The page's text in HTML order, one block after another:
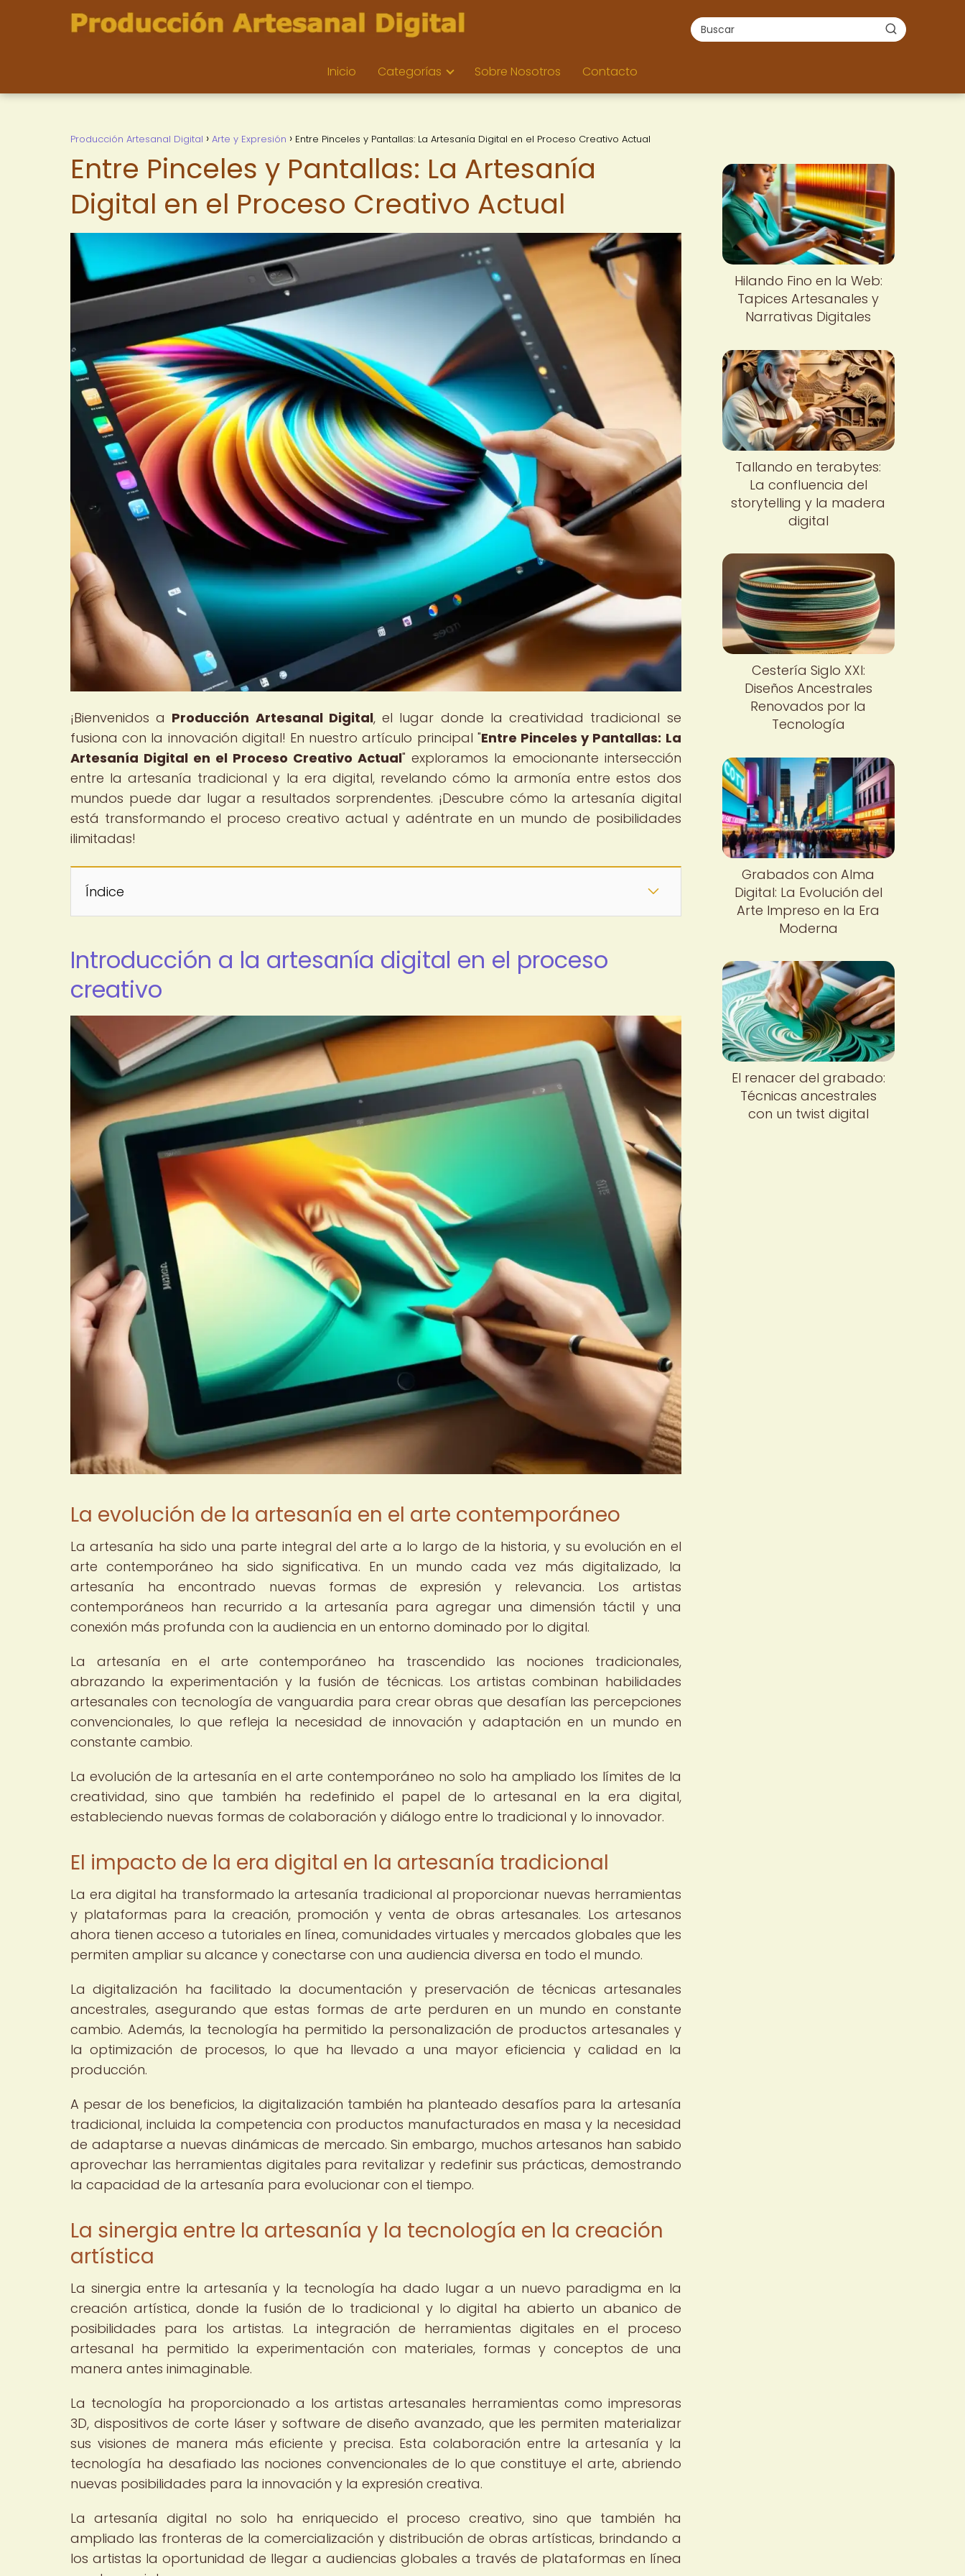
Inicio Categorías Sobre Nosotros Contacto
Producción Artesanal Digital Arte y Expresión Entre Pinceles y Pantallas: La Artesanía Digital en el Proceso Creativo Actual
Entre Pinceles y Pantallas: La Artesanía
Digital en el Proceso Creativo Actual
¡Bienvenidos a Producción Artesanal Digital, el lugar donde la creatividad tradicional se
fusiona con la innovación digital! En nuestro artículo principal "Entre Pinceles y Pantallas: La
Artesanía Digital en el Proceso Creativo Actual" exploramos la emocionante intersección
entre la artesanía tradicional y la era digital, revelando cómo la armonía entre estos dos
mundos puede dar lugar a resultados sorprendentes. ¡Descubre cómo la artesanía digital
está transformando el proceso creativo actual y adéntrate en un mundo de posibilidades
ilimitadas!
Índice
Introducción a la artesanía digital en el proceso
creativo
La evolución de la artesanía en el arte contemporáneo
La artesanía ha sido una parte integral del arte a lo largo de la historia, y su evolución en el
arte contemporáneo ha sido significativa. En un mundo cada vez más digitalizado, la
artesanía ha encontrado nuevas formas de expresión y relevancia. Los artistas
contemporáneos han recurrido a la artesanía para agregar una dimensión táctil y una
conexión más profunda con la audiencia en un entorno dominado por lo digital.
La artesanía en el arte contemporáneo ha trascendido las nociones tradicionales,
abrazando la experimentación y la fusión de técnicas. Los artistas combinan habilidades
artesanales con tecnología de vanguardia para crear obras que desafían las percepciones
convencionales, lo que refleja la necesidad de innovación y adaptación en un mundo en
constante cambio.
La evolución de la artesanía en el arte contemporáneo no solo ha ampliado los límites de la
creatividad, sino que también ha redefinido el papel de lo artesanal en la era digital,
estableciendo nuevas formas de colaboración y diálogo entre lo tradicional y lo innovador.
El impacto de la era digital en la artesanía tradicional
La era digital ha transformado la artesanía tradicional al proporcionar nuevas herramientas
y plataformas para la creación, promoción y venta de obras artesanales. Los artesanos
ahora tienen acceso a tutoriales en línea, comunidades virtuales y mercados globales que les
permiten ampliar su alcance y conectarse con una audiencia diversa en todo el mundo.
La digitalización ha facilitado la documentación y preservación de técnicas artesanales
ancestrales, asegurando que estas formas de arte perduren en un mundo en constante
cambio. Además, la tecnología ha permitido la personalización de productos artesanales y
la optimización de procesos, lo que ha llevado a una mayor eficiencia y calidad en la
producción.
A pesar de los beneficios, la digitalización también ha planteado desafíos para la artesanía
tradicional, incluida la competencia con productos manufacturados en masa y la necesidad
de adaptarse a nuevas dinámicas de mercado. Sin embargo, muchos artesanos han sabido
aprovechar las herramientas digitales para revitalizar y redefinir sus prácticas, demostrando
la capacidad de la artesanía para evolucionar con el tiempo.
La sinergia entre la artesanía y la tecnología en la creación
artística
La sinergia entre la artesanía y la tecnología ha dado lugar a un nuevo paradigma en la
creación artística, donde la fusión de lo tradicional y lo digital ha abierto un abanico de
posibilidades para los artistas. La integración de herramientas digitales en el proceso
artesanal ha permitido la experimentación con materiales, formas y conceptos de una
manera antes inimaginable.
La tecnología ha proporcionado a los artistas artesanales herramientas como impresoras
3D, dispositivos de corte láser y software de diseño avanzado, que les permiten materializar
sus visiones de manera más eficiente y precisa. Esta colaboración entre la artesanía y la
tecnología ha desafiado las nociones convencionales de lo que constituye el arte, abriendo
nuevas posibilidades para la innovación y la expresión creativa.
La artesanía digital no solo ha enriquecido el proceso creativo, sino que también ha
ampliado las fronteras de la comercialización y distribución de obras artísticas, brindando a
los artistas la oportunidad de llegar a audiencias globales a través de plataformas en línea
Hilando Fino en la Web:
Tapices Artesanales y
Narrativas Digitales
Tallando en terabytes:
La confluencia del
storytelling y la madera
digital
Cestería Siglo XXI:
Diseños Ancestrales
Renovados por la
Tecnología
Grabados con Alma
Digital: La Evolución del
Arte Impreso en la Era
Moderna
El renacer del grabado:
Técnicas ancestrales
con un twist digital